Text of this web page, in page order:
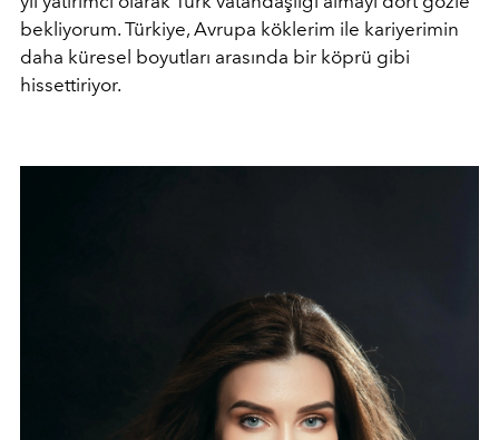
bekliyorum. Türkiye, Avrupa köklerim ile kariyerimin
daha küresel boyutları arasında bir köprü gibi
hissettiriyor.